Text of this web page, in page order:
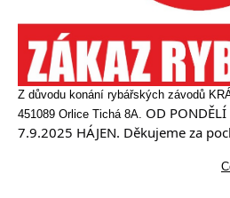
Z důvodu konání rybářských závodů
451089 Orlice Tichá 8A. OD
7.9.2025 HÁJEN. Děkujeme za